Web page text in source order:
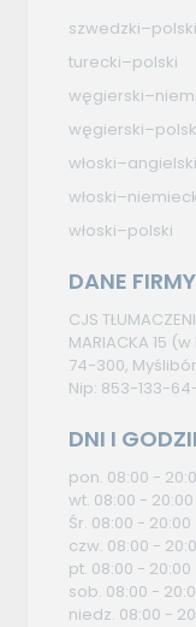
szwedzki–polski
turecki–polski
włoski–angielski
włoski–polski
DANE
CJS
MARIACKA 15
74-300,
Nip: 853-133-
DNI I
pon. 08:00 -
wt. 08:00 - 20:00
Śr. 08:00 - 20:00
czw. 08:00 -
pt. 08:00 - 20:00
sob. 08:00 -
niedz. 08:00 -